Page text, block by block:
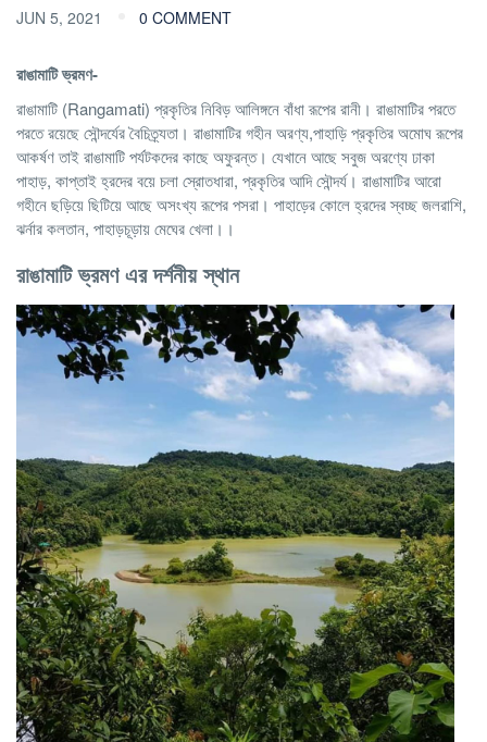
JUN 5, 2021 0 COMMENT
রাঙামাটি ভ্রমণ-
রাঙামাটি (Rangamati) প্রকৃতির নিবিড় আলিঙ্গনে বাঁধা রূপের রানী। রাঙামাটির পরতে
পরতে রয়েছে সৌন্দর্যের বৈচিত্র্যতা। রাঙামাটির গহীন অরণ্য,পাহাড়ি প্রকৃতির অমোঘ রূপের
আকর্ষণ তাই রাঙামাটি পর্যটকদের কাছে অফুরন্ত। যেখানে আছে সবুজ অরণ্যে ঢাকা
পাহাড়, কাপ্তাই হ্রদের বয়ে চলা স্রোতধারা, প্রকৃতির আদি সৌন্দর্য। রাঙামাটির আরো
গহীনে ছড়িয়ে ছিটিয়ে আছে অসংখ্য রূপের পসরা। পাহাড়ের কোলে হ্রদের স্বচ্ছ জলরাশি,
ঝর্নার কলতান, পাহাড়চূড়ায় মেঘের খেলা।।
রাঙামাটি ভ্রমণ এর দর্শনীয় স্থান